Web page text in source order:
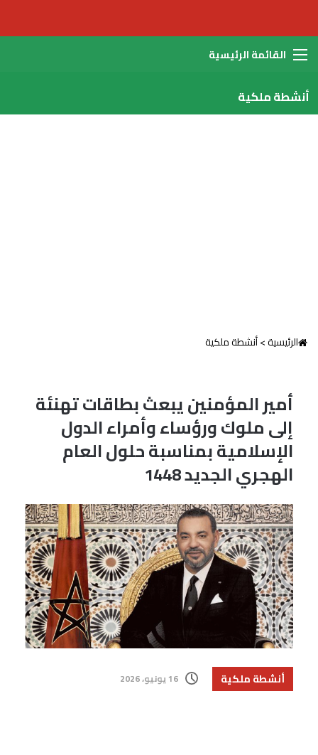
القائمة
أنشطة ملكية
الرئيسية>أنشطة ملكية
أمير المؤمنين يبعث بطاقات تهنئة
إلى ملوك ورؤساء وأمراء الدول
الإسلامية بمناسبة حلول العام
الهجري الجديد 1448
أنشطة ملكية 16 يونيو، 2026